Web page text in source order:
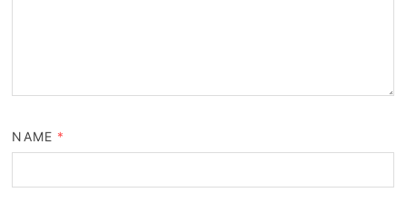
NAME *